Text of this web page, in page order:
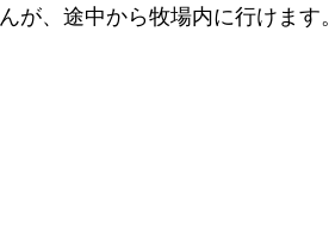
、途中から牧場内に行けます。